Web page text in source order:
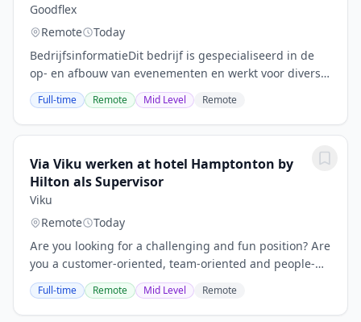
Goodflex
Remote
Today
BedrijfsinformatieDit bedrijf is gespecialiseerd in de
op- en afbouw van evenementen en werkt voor diverse
grote en kleine opdrachtgevers in Nederland en
daarbuiten. Met jarenlange ervaring in de...
Full-time Remote Mid Level Remote
Via Viku werken at hotel Hamptonton by
Hilton als Supervisor
Viku
Remote
Today
Are you looking for a challenging and fun position? Are
you a customer-oriented, team-oriented and people-
oriented? Then you are the supervisor who we are
looking for Hotel Crowne Plaza Utrecht...
Full-time Remote Mid Level Remote